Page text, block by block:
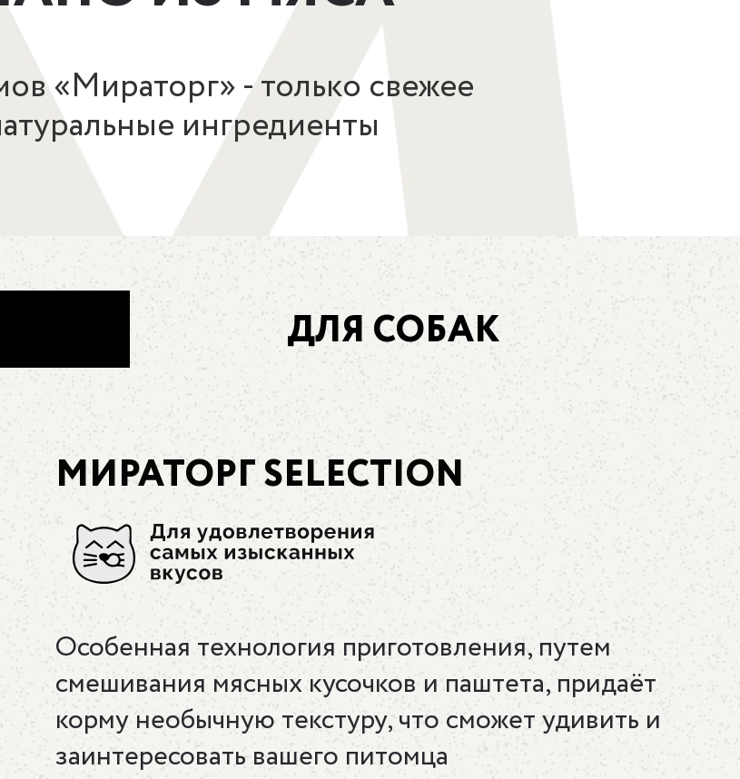
«Мираторг» - только свежее
ингредиенты
ДЛЯ СОБАК
МИРАТОРГ SELECTION
Особенная технология приготовления, путем
смешивания мясных кусочков и паштета, придаёт
корму необычную текстуру, что сможет удивить и
заинтересовать вашего питомца